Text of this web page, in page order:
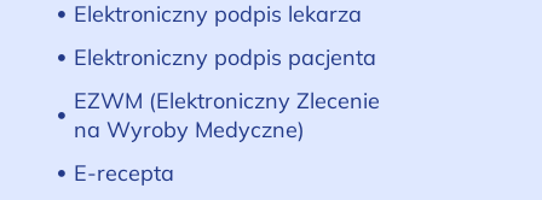
Elektroniczny podpis lekarza
Elektroniczny podpis pacjenta
EZWM (Elektroniczny Zlecenie
na Wyroby Medyczne)
E-recepta